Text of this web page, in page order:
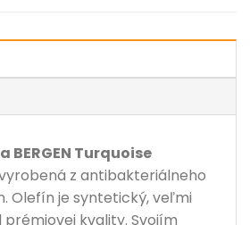
Turquoise
z antibakteriálneho
Olefín je syntetický, veľmi
kvality. Svojím